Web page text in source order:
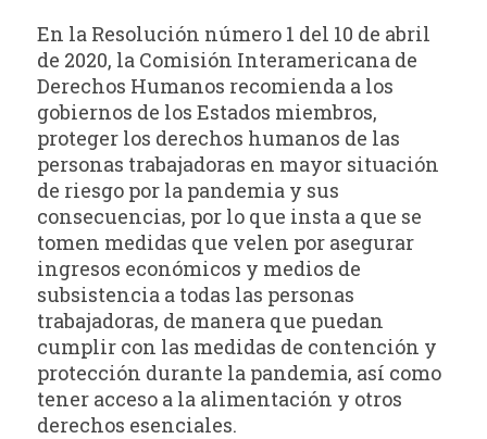
En la Resolución número 1 del 10 de abril
de 2020, la Comisión Interamericana de
Derechos Humanos recomienda a los
gobiernos de los Estados miembros,
proteger los derechos humanos de las
personas trabajadoras en mayor situación
de riesgo por la pandemia y sus
consecuencias, por lo que insta a que se
tomen medidas que velen por asegurar
ingresos económicos y medios de
subsistencia a todas las personas
trabajadoras, de manera que puedan
cumplir con las medidas de contención y
protección durante la pandemia, así como
tener acceso a la alimentación y otros
derechos esenciales.